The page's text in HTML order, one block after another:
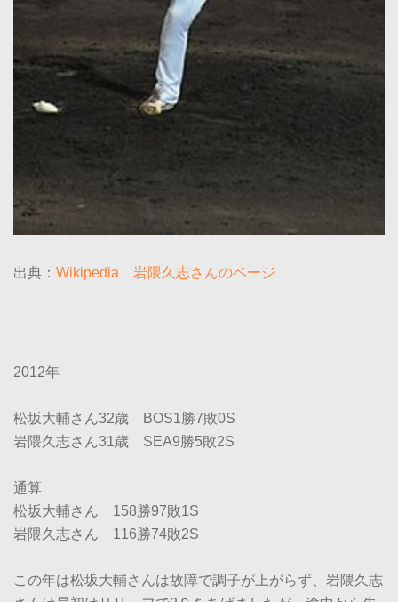
出典： Wikipedia 岩隈久志さんのページ
2012年
松坂大輔さん32歳 BOS1勝7敗0S
岩隈久志さん31歳 SEA9勝5敗2S
通算
松坂大輔さん 158勝97敗1S
岩隈久志さん 116勝74敗2S
この年は松坂大輔さんは故障で調子が上がらず、岩隈久志